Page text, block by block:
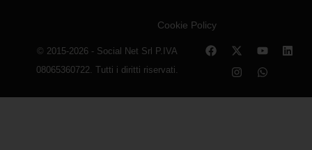
Cookie Policy
© 2015-2026 - Social Net Srl P.IVA
08065360722. Tutti i diritti riservati.